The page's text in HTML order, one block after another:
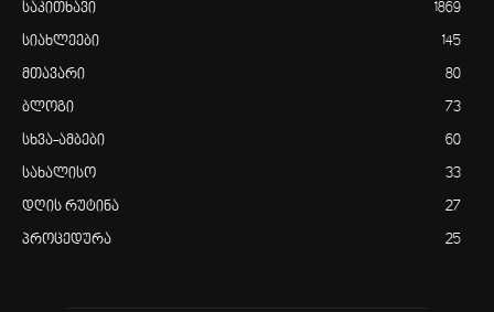
საკითხავი 1869
სიახლეები 145
მთავარი 80
ბლოგი 73
სხვა-ამბები 60
სახალისო 33
დღის რუტინა 27
პროცედურა 25